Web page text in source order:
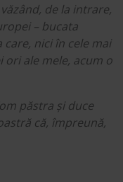
de la intrare,
– bucata
nici în cele mai
ori ale mele, acum o
păstra și duce
că, împreună,